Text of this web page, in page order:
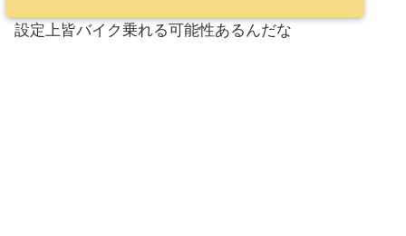
設定上皆バイク乗れる可能性あるんだな